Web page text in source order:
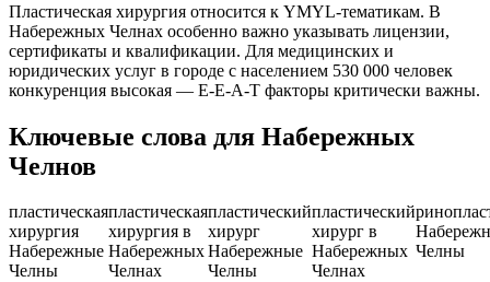
Пластическая хирургия относится к YMYL-тематикам. В
Набережных Челнах особенно важно указывать лицензии,
сертификаты и квалификации. Для медицинских и
юридических услуг в городе с населением 530 000 человек
конкуренция высокая — E-E-A-T факторы критически важны.
Ключевые слова для Набережных
Челнов
пластическая
хирургия
Набережные
Челны
пластическая
хирургия в
Набережных
Челнах
пластический
хирург
Набережные
Челны
пластический
хирург в
Набережных
Челнах
Челны